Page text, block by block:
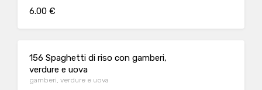
6.00 €
156 Spaghetti di riso con gamberi,
verdure e uova
gamberi, verdure e uova